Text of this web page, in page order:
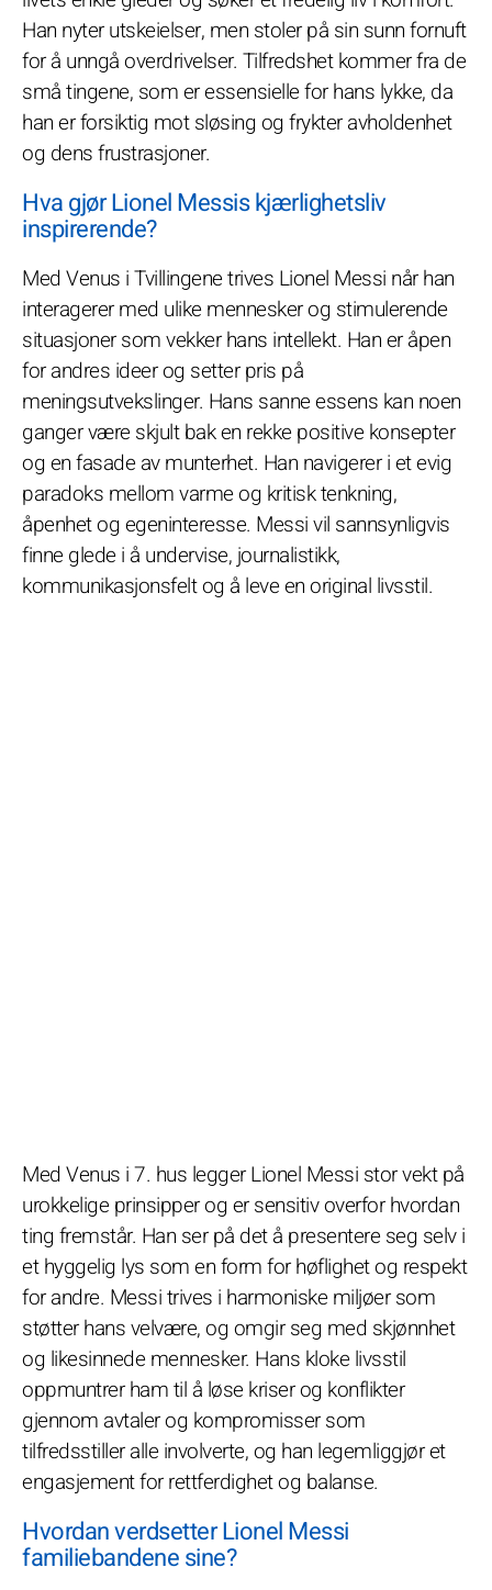
Han nyter utskeielser, men stoler på sin sunn fornuft
for å unngå overdrivelser. Tilfredshet kommer fra de
små tingene, som er essensielle for hans lykke, da
han er forsiktig mot sløsing og frykter avholdenhet
og dens frustrasjoner.
Hva gjør Lionel Messis kjærlighetsliv
inspirerende?
Med Venus i Tvillingene trives Lionel Messi når han
interagerer med ulike mennesker og stimulerende
situasjoner som vekker hans intellekt. Han er åpen
for andres ideer og setter pris på
meningsutvekslinger. Hans sanne essens kan noen
ganger være skjult bak en rekke positive konsepter
og en fasade av munterhet. Han navigerer i et evig
paradoks mellom varme og kritisk tenkning,
åpenhet og egeninteresse. Messi vil sannsynligvis
finne glede i å undervise, journalistikk,
kommunikasjonsfelt og å leve en original livsstil.
Med Venus i 7. hus legger Lionel Messi stor vekt på
urokkelige prinsipper og er sensitiv overfor hvordan
ting fremstår. Han ser på det å presentere seg selv i
et hyggelig lys som en form for høflighet og respekt
for andre. Messi trives i harmoniske miljøer som
støtter hans velvære, og omgir seg med skjønnhet
og likesinnede mennesker. Hans kloke livsstil
oppmuntrer ham til å løse kriser og konflikter
gjennom avtaler og kompromisser som
tilfredsstiller alle involverte, og han legemliggjør et
engasjement for rettferdighet og balanse.
Hvordan verdsetter Lionel Messi
familiebandene sine?